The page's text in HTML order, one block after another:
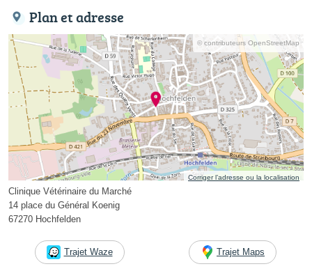
Plan et adresse
© contributeurs OpenStreetMap
Corriger l’adresse ou la localisation
Clinique Vétérinaire du Marché
14 place du Général Koenig
67270 Hochfelden
Trajet Waze Trajet Maps